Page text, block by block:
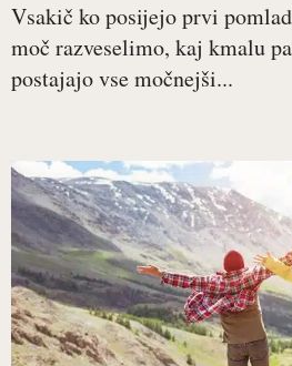
Vsakič ko posijejo prvi
moč razveselimo, kaj kmalu
postajajo vse močnejši...